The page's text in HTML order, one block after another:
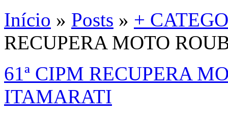
Início » Posts » +
RECUPERA MOTO
61ª CIPM RECUPERA
ITAMARATI